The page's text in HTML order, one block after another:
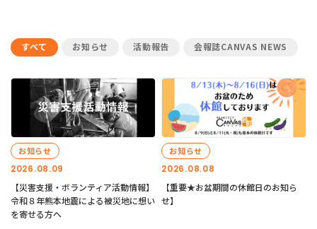
すべて お知らせ 活動報告 会報誌CANVAS NEWS
2026.08.09
お知らせ
【災害支援・ボランティア活動情報】
令和８年熊本地震による被災地に想い
を寄せる方へ
2026.08.08
お知らせ
【重要★お盆期間の休館日のお知ら
せ】